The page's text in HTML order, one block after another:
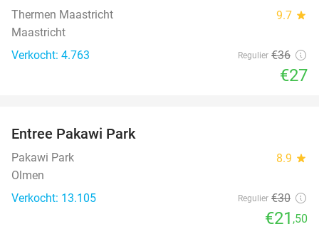
Thermen Maastricht 9.7 star
Maastricht
Verkocht: 4.763
Regulier €36
€27
Entree Pakawi Park
Pakawi Park 8.9 star
Olmen
Verkocht: 13.105
Regulier €30
€21 ,50